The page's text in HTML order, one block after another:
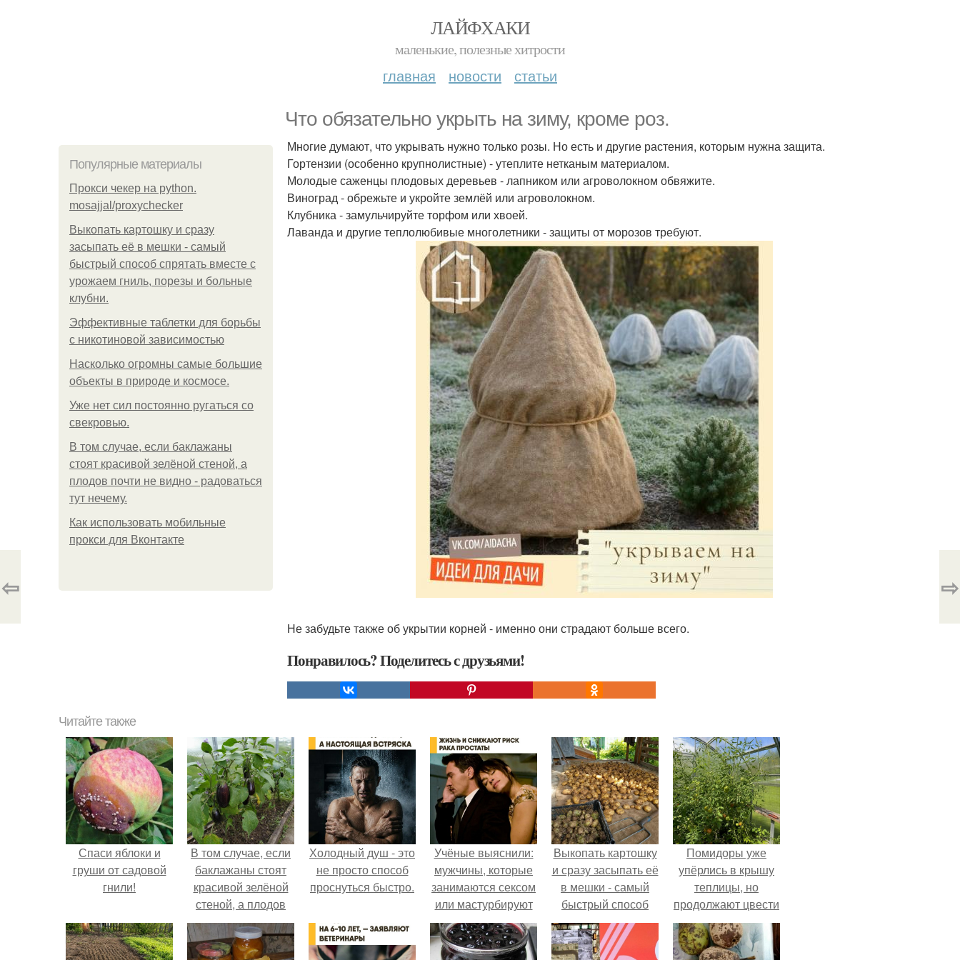
ЛАЙФХАКИ
маленькие, полезные хитрости
главная новости статьи
Что обязательно укрыть на зиму, кроме роз.
Популярные материалы
Прокси чекер на python.
mosajjal/proxychecker
Выкопать картошку и сразу
засыпать её в мешки - самый
быстрый способ спрятать вместе с
урожаем гниль, порезы и больные
клубни.
Эффективные таблетки для борьбы
с никотиновой зависимостью
Насколько огромны самые большие
объекты в природе и космосе.
Уже нет сил постоянно ругаться со
свекровью.
В том случае, если баклажаны
стоят красивой зелёной стеной, а
плодов почти не видно - радоваться
тут нечему.
Как использовать мобильные
прокси для Вконтакте
Многие думают, что укрывать нужно только розы. Но есть и другие растения, которым нужна защита.
Гортензии (особенно крупнолистные) - утеплите нетканым материалом.
Молодые саженцы плодовых деревьев - лапником или агроволокном обвяжите.
Виноград - обрежьте и укройте землёй или агроволокном.
Клубника - замульчируйте торфом или хвоей.
Лаванда и другие теплолюбивые многолетники - защиты от морозов требуют.
Не забудьте также об укрытии корней - именно они страдают больше всего.
Понравилось? Поделитесь с друзьями!
⇦ ⇨
Читайте также
Спаси яблоки и
груши от садовой
гнили!
В том случае, если
баклажаны стоят
красивой зелёной
стеной, а плодов
почти не видно -
радоваться тут
нечему.
Холодный душ - это
не просто способ
проснуться быстро.
Учёные выяснили:
мужчины, которые
занимаются сексом
или мастурбируют
более 21 раза в
месяц, снижают
риск заболеваний
Выкопать картошку
и сразу засыпать её
в мешки - самый
быстрый способ
спрятать вместе с
урожаем гниль,
порезы и больные
Помидоры уже
упёрлись в крышу
теплицы, но
продолжают цвести
как сумасшедшие?